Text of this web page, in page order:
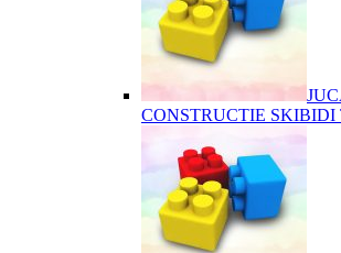
CONSTRUCTIE SKIBIDI